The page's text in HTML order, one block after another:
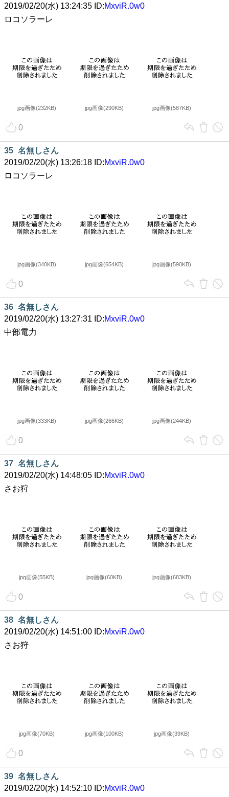
2019/02/20(水) 13:24:35 ID:MxviR.0w0
ロコソラーレ
jpg画像(232KB) jpg画像(290KB) jpg画像(587KB)
0
35 名無しさん
2019/02/20(水) 13:26:18 ID:MxviR.0w0
ロコソラーレ
jpg画像(340KB) jpg画像(654KB) jpg画像(590KB)
0
36 名無しさん
2019/02/20(水) 13:27:31 ID:MxviR.0w0
中部電力
jpg画像(333KB) jpg画像(266KB) jpg画像(244KB)
0
37 名無しさん
2019/02/20(水) 14:48:05 ID:MxviR.0w0
さお狩
jpg画像(55KB) jpg画像(60KB) jpg画像(683KB)
0
38 名無しさん
2019/02/20(水) 14:51:00 ID:MxviR.0w0
さお狩
jpg画像(70KB) jpg画像(100KB) jpg画像(39KB)
0
39 名無しさん
2019/02/20(水) 14:52:10 ID:MxviR.0w0